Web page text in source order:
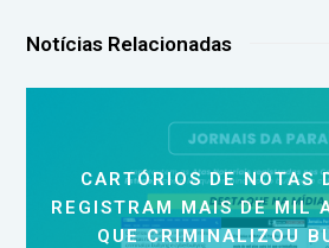
Notícias Relacionadas
CARTÓRIOS DE NOTAS
REGISTRAM MAIS DE MIL
QUE CRIMINALIZOU